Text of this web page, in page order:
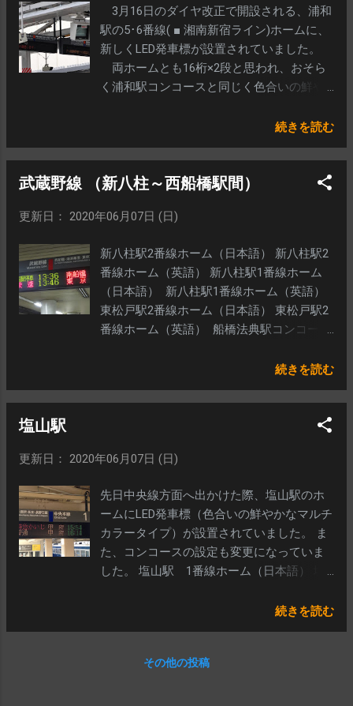
3月16日のダイヤ改正で開設される、浦和
駅の5･6番線( ■ 湘南新宿ライン)ホームに、
新しくLED発車標が設置されていました。
両ホームとも16桁×2段と思われ、おそら
く浦和駅コンコースと同じく色合いの鮮や
なお、2月17日現在「 列車が通過します
り、ATOSのサーバにはすでに接続されてい
るものと思われます。 3･4番線ホームより
続きを読む
武蔵野線 （新八柱～西船橋駅間）
更新日： 2020年06月07日 (日)
新八柱駅2番線ホーム（日本語） 新八柱駅2
番線ホーム（英語） 新八柱駅1番線ホーム
（日本語） 新八柱駅1番線ホーム（英語）
東松戸駅2番線ホーム（日本語） 東松戸駅2
番線ホーム（英語） 船橋法典駅コンコース
線（英語） 船橋法典駅コンコース1番線
（英語） 西船橋駅11番線ホーム（日本語）
西船橋駅11番線ホーム（英語） 西船橋駅12
ム（英語） 西船橋駅11番・12番線階段下
（英語） 西船橋駅9番・10番線階段下（日
本語） 西船橋駅9番・10番線階段下（英
語） 西船橋駅総武線コンコース（日本語）
西船橋駅総武線コンコース（英語） 西船橋
駅武蔵野線通路（日本語） 西船橋駅武蔵野
続きを読む
塩山駅
更新日： 2020年06月07日 (日)
先日中央線方面へ出かけた際、塩山駅のホ
ームにLED発車標（色合いの鮮やかなマルチ
カラータイプ）が設置されていました。 ま
た、コンコースの設定も変更になっていま
した。 塩山駅 1番線ホーム（日本語） 塩
番線ホーム 塩山駅コンコース （参考）コン
続きを読む
その他の投稿